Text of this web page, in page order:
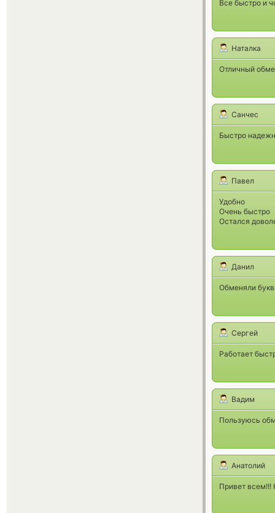
Все быстро и
Наталка
Отличный
Санчес
Быстро
Павел
Удобно
Очень быстро
Остался
Данил
Обменяли
Сергей
Работает
Вадим
Пользуюсь
Анатолий
Привет всем!!!